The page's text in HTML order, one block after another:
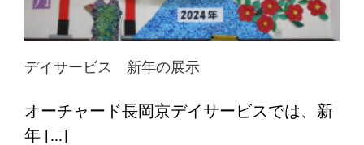
デイサービス 新年の展示
オーチャード長岡京デイサービスでは、新
年 [...]